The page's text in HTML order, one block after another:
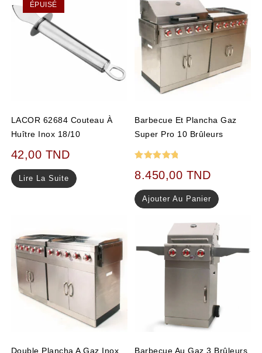
ÉPUISÉ
LACOR 62684 Couteau À
Huître Inox 18/10
42,00 TND
Lire La Suite
Barbecue Et Plancha Gaz
Super Pro 10 Brûleurs
sur 5
8.450,00 TND
Ajouter Au Panier
Double Plancha A Gaz Inox
Barbecue Au Gaz 3 Brûleurs